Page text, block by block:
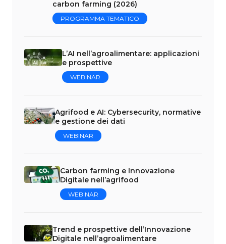
carbon farming (2026)
PROGRAMMA TEMATICO
L’AI nell’agroalimentare: applicazioni
e prospettive
WEBINAR
Agrifood e AI: Cybersecurity, normative
e gestione dei dati
WEBINAR
Carbon farming e Innovazione
Digitale nell’agrifood
WEBINAR
Trend e prospettive dell’Innovazione
Digitale nell’agroalimentare